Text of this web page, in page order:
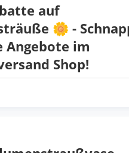
auf
🌼 -
Angebote im
Shop!